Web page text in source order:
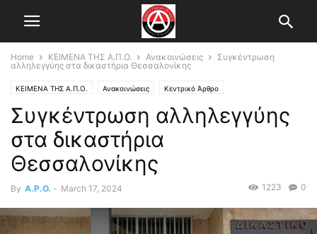
Home ΚΕΙΜΕΝΑ ΤΗΣ Α.Π.Ο. Ανακοινώσεις
Συγκέντρωση
αλληλεγγύης στα δικαστήρια Θεσσαλονίκης
ΚΕΙΜΕΝΑ ΤΗΣ Α.Π.Ο. Ανακοινώσεις Κεντρικό Άρθρο
Τοπικό Συντονιστικό Θεσ/κης
Συγκέντρωση αλληλεγγύης
στα δικαστήρια
Θεσσαλονίκης
By A.P.O. - March 17, 2024 0
1223